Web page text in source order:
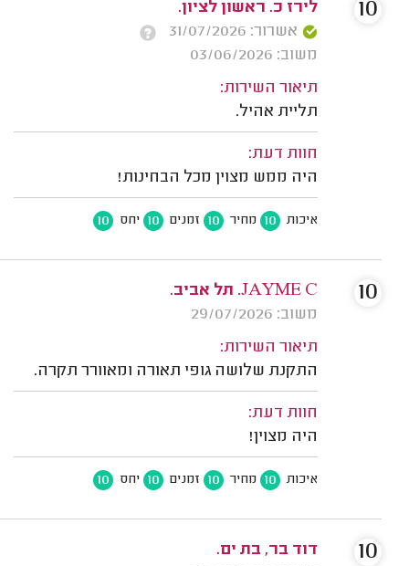
לירז כ. ראשון לציון.
אשרור: 31/07/2026
משוב: 03/06/2026
תיאור השירות:
תליית אהיל.
חוות דעת:
היה ממש מצוין מכל הבחינות!
איכות 10 מחיר 10 זמנים 10 יחס 10
10
JAYME C. תל אביב.
משוב: 29/07/2026
תיאור השירות:
התקנת שלושה גופי תאורה ומאוורר תקרה.
חוות דעת:
היה מצוין!
איכות 10 מחיר 10 זמנים 10 יחס 10
10
דוד בר, בת ים.
10